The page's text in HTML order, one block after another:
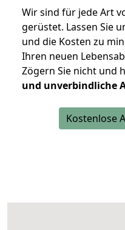
Wir sind für jede Art
gerüstet. Lassen Sie
und die Kosten zu
Ihren neuen
Zögern Sie nicht und
und unverbindliche
Kostenlose